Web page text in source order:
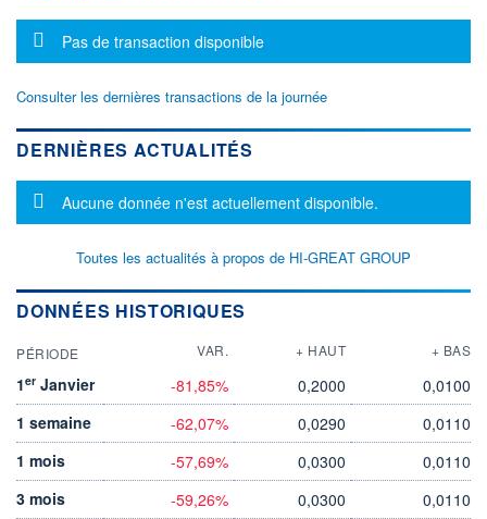
Message d'information
Pas de transaction disponible
Consulter les dernières transactions de la journée
DERNIÈRES ACTUALITÉS
Message d'information
Aucune donnée n'est actuellement disponible.
Toutes les actualités à propos de HI-GREAT GROUP
DONNÉES HISTORIQUES
PÉRIODE VAR. + HAUT + BAS
1er Janvier -81,85% 0,2000
0,0100
1 semaine
-62,07% 0,0290
0,0110
1 mois
-57,69% 0,0300
0,0110
3 mois
-59,26% 0,0300
0,0110